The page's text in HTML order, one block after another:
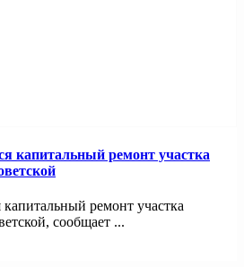
капитальный ремонт участка
ремонт участка
сообщает ...